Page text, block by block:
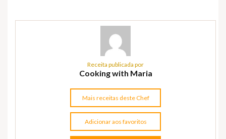
Receita publicada por
Cooking with Maria
Mais receitas deste Chef
Adicionar aos favoritos